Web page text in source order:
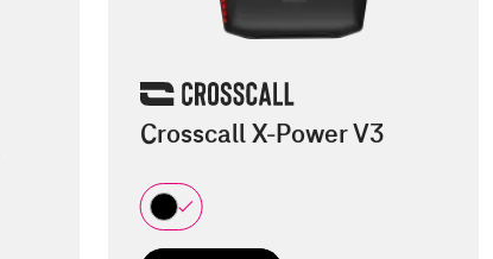
Crosscall X-Power V3